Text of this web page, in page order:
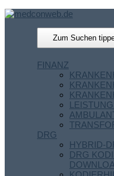
FINANZ
DRG
HYBRID-
DRG